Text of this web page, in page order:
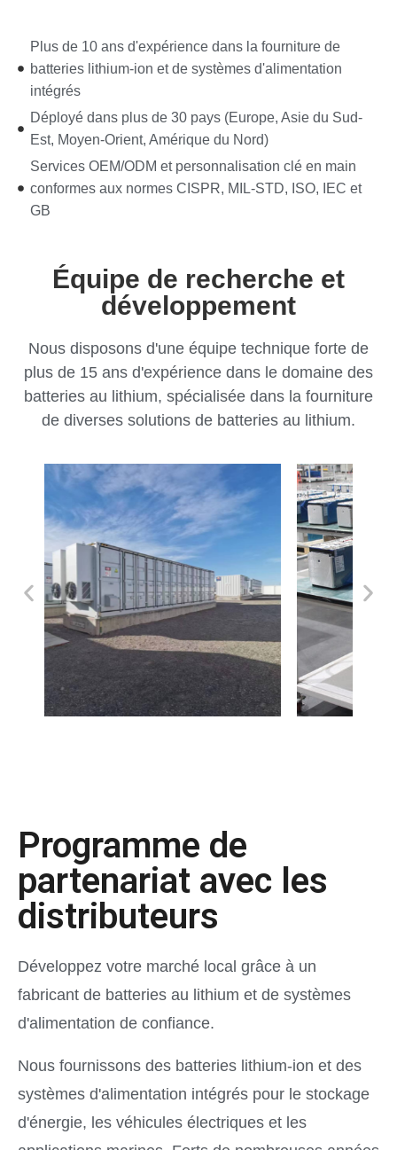
Plus de 10 ans d'expérience dans la fourniture de
batteries lithium-ion et de systèmes d'alimentation
intégrés
Déployé dans plus de 30 pays (Europe, Asie du Sud-
Est, Moyen-Orient, Amérique du Nord)
Services OEM/ODM et personnalisation clé en main
conformes aux normes CISPR, MIL-STD, ISO, IEC et
GB
Équipe de recherche et
développement
Nous disposons d'une équipe technique forte de
plus de 15 ans d'expérience dans le domaine des
batteries au lithium, spécialisée dans la fourniture
de diverses solutions de batteries au lithium.
Programme de
partenariat avec les
distributeurs
Développez votre marché local grâce à un
fabricant de batteries au lithium et de systèmes
d'alimentation de confiance.
Nous fournissons des batteries lithium-ion et des
systèmes d'alimentation intégrés pour le stockage
d'énergie, les véhicules électriques et les